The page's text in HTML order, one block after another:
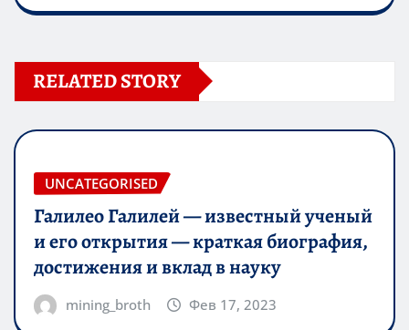
RELATED STORY
UNCATEGORISED
Галилео Галилей — известный ученый
и его открытия — краткая биография,
достижения и вклад в науку
mining_broth Фев 17, 2023